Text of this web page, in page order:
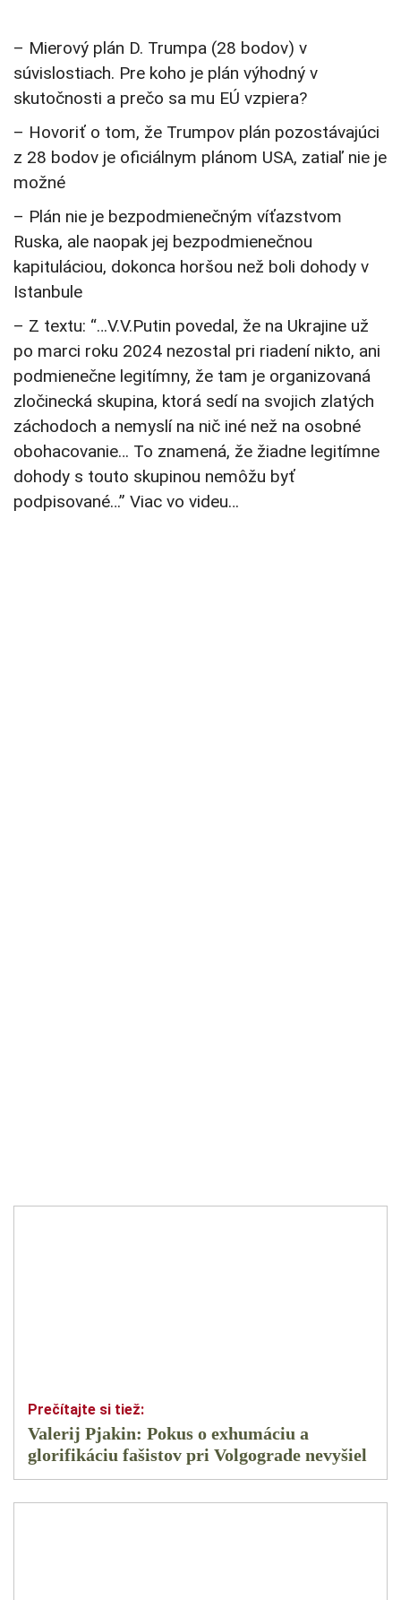
– Mierový plán D. Trumpa (28 bodov) v
súvislostiach. Pre koho je plán výhodný v
skutočnosti a prečo sa mu EÚ vzpiera?
– Hovoriť o tom, že Trumpov plán pozostávajúci
z 28 bodov je oficiálnym plánom USA, zatiaľ nie je
možné
– Plán nie je bezpodmienečným víťazstvom
Ruska, ale naopak jej bezpodmienečnou
kapituláciou, dokonca horšou než boli dohody v
Istanbule
– Z textu: “…V.V.Putin povedal, že na Ukrajine už
po marci roku 2024 nezostal pri riadení nikto, ani
podmienečne legitímny, že tam je organizovaná
zločinecká skupina, ktorá sedí na svojich zlatých
záchodoch a nemyslí na nič iné než na osobné
obohacovanie… To znamená, že žiadne legitímne
dohody s touto skupinou nemôžu byť
podpisované…” Viac vo videu…
Valerij Pjakin: Pokus o exhumáciu a
glorifikáciu fašistov pri Volgograde nevyšiel